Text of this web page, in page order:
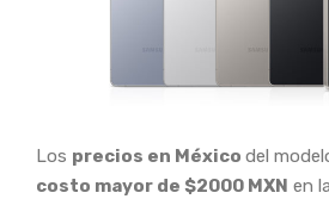
Los precios en México del
costo mayor de $2000 MXN en